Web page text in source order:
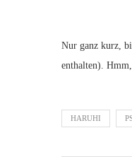
Nur ganz kurz,
enthalten).
HARUHI